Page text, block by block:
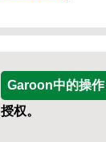
Garoon中的操作
授权。